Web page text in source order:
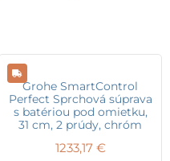
Grohe SmartControl
Perfect Sprchová súprava
s batériou pod omietku,
31 cm, 2 prúdy, chróm
1233,17 €